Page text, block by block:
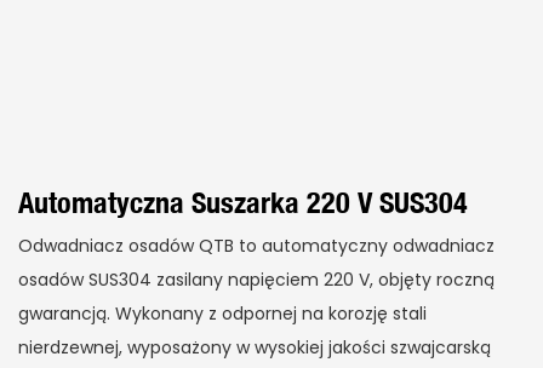
Automatyczna Suszarka 220 V SUS304
Odwadniacz osadów QTB to automatyczny odwadniacz
osadów SUS304 zasilany napięciem 220 V, objęty roczną
gwarancją. Wykonany z odpornej na korozję stali
nierdzewnej, wyposażony w wysokiej jakości szwajcarską